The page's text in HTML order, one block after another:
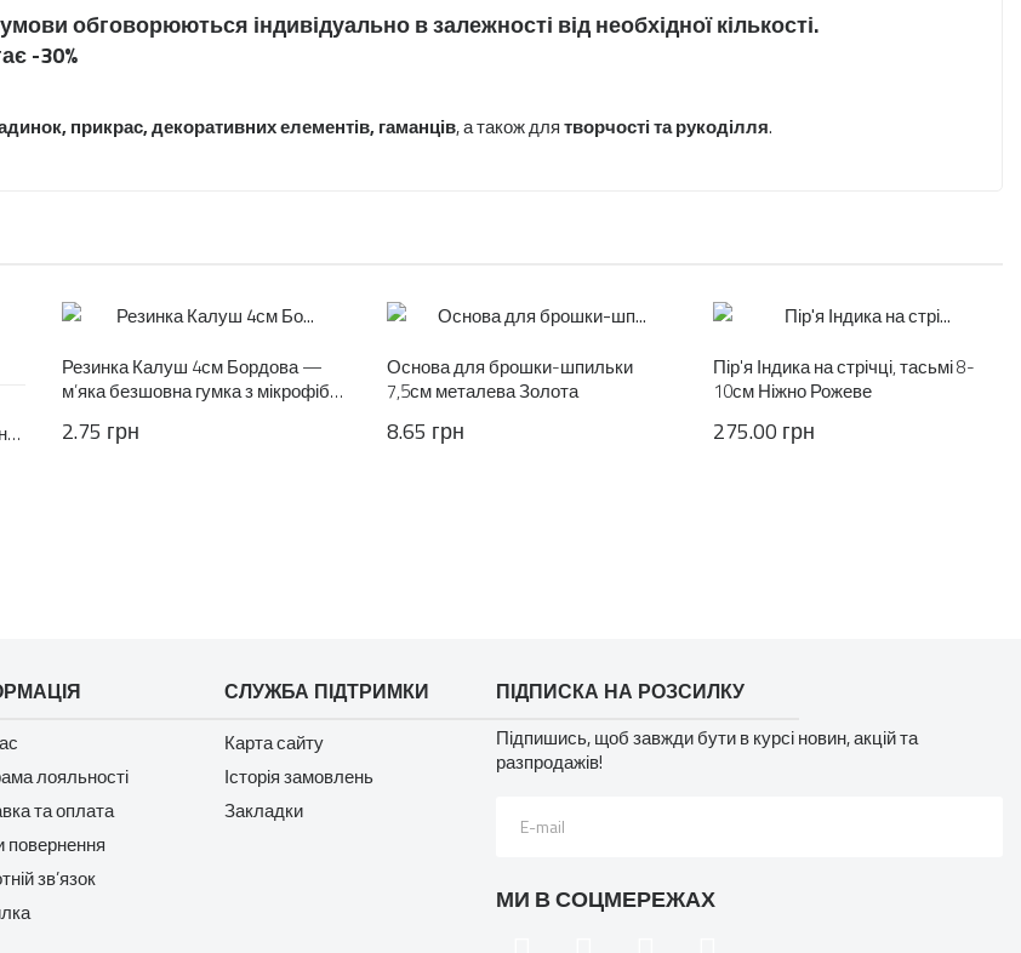
обговорюються індивідуально в залежності від необхідної кількості.
-30%
прикрас, декоративних елементів, гаманців, а також длятворчості та рукоділля.
Резинка Калуш 4см Бордова —
м’яка безшовна гумка з мікрофібри
2.75 грн
Основа для брошки-шпильки
7,5см металева Золота
8.65 грн
Пір'я Індика на стрічці, тасьмі 8-
10см Ніжно Рожеве
275.00 грн
лояльності
та оплата
повернення
зв’язок
СЛУЖБА ПІДТРИМКИ
Карта сайту
Історія замовлень
Закладки
ПІДПИСКА НА РОЗСИЛКУ
Підпишись, щоб завжди бути в курсі новин, акцій та
разпродажів!
МИ В СОЦМЕРЕЖАХ